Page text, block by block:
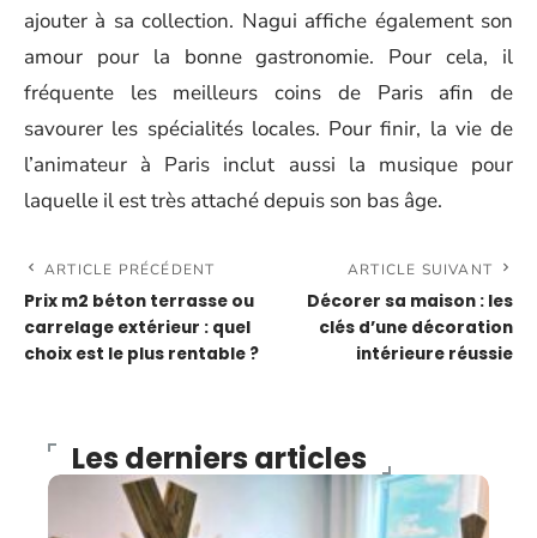
ajouter à sa collection. Nagui affiche également son
amour pour la bonne gastronomie. Pour cela, il
fréquente les meilleurs coins de Paris afin de
savourer les spécialités locales. Pour finir, la vie de
l’animateur à Paris inclut aussi la musique pour
laquelle il est très attaché depuis son bas âge.
ARTICLE PRÉCÉDENT
Prix m2 béton terrasse ou
carrelage extérieur : quel
choix est le plus rentable ?
ARTICLE SUIVANT
Décorer sa maison : les
clés d’une décoration
intérieure réussie
Les derniers articles